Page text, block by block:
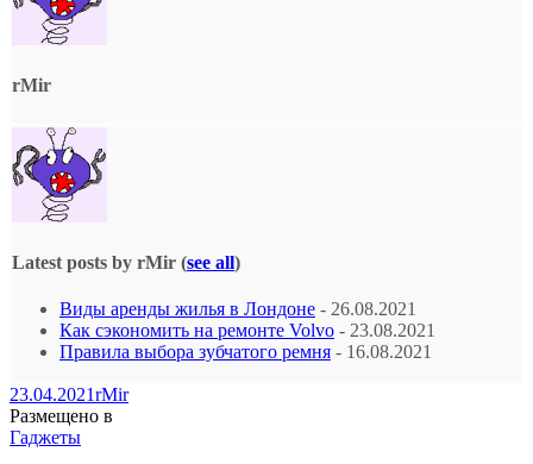
rMir
Latest posts by rMir (see all)
Виды аренды жилья в Лондоне - 26.08.2021
Как сэкономить на ремонте Volvo - 23.08.2021
Правила выбора зубчатого ремня - 16.08.2021
23.04.2021rMir
Размещено в
Гаджеты